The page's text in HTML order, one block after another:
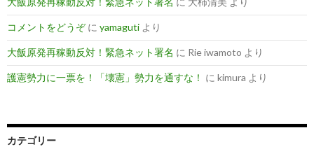
コメントをどうぞに yamaguti より
大飯原発再稼動反対！緊急ネット署名 に Rie iwamoto より
護憲勢力に一票を！「壊憲」勢力を通すな！ に kimura より
カテゴリー